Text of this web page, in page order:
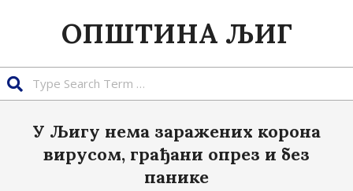
ОПШТИНА ЉИГ
У Љигу нема заражених корона
вирусом, грађани опрез и без
панике